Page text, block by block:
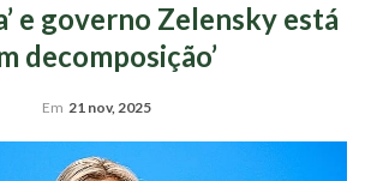
e governo Zelensky está
decomposição’
Em 21 nov, 2025